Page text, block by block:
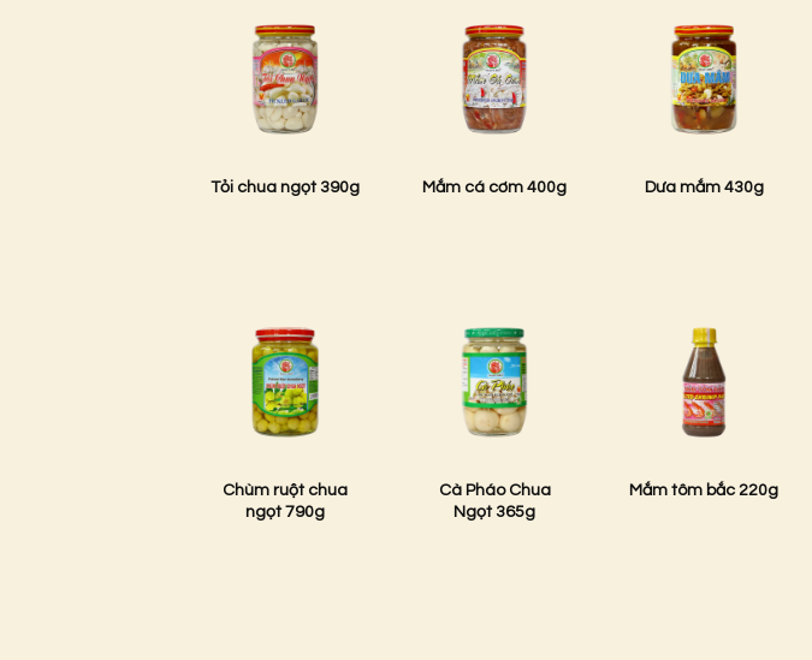
Tỏi chua ngọt 390g Mắm cá cơm 400g Dưa mắm 430g
Chùm ruột chua
ngọt 790g
Cà Pháo Chua
Ngọt 365g
Mắm tôm bắc 220g